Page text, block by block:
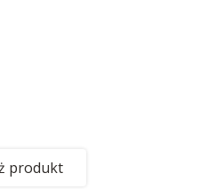
produkt